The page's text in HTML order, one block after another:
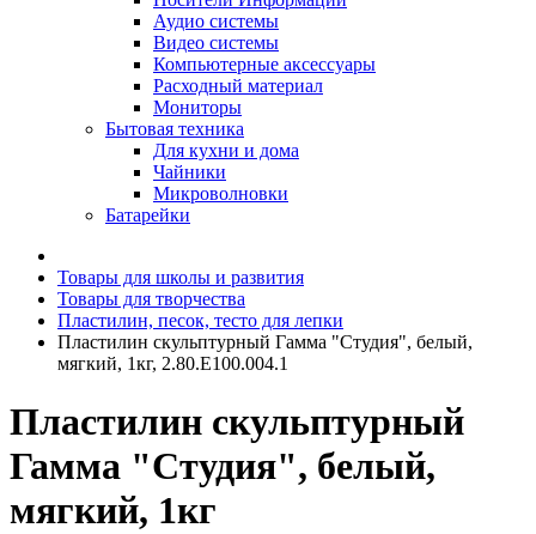
Аудио системы
Видео системы
Компьютерные аксессуары
Расходный материал
Мониторы
Бытовая техника
Для кухни и дома
Чайники
Микроволновки
Батарейки
Товары для школы и развития
Товары для творчества
Пластилин, песок, тесто для лепки
Пластилин скульптурный Гамма "Студия", белый,
мягкий, 1кг, 2.80.Е100.004.1
Пластилин скульптурный
Гамма "Студия", белый,
мягкий, 1кг